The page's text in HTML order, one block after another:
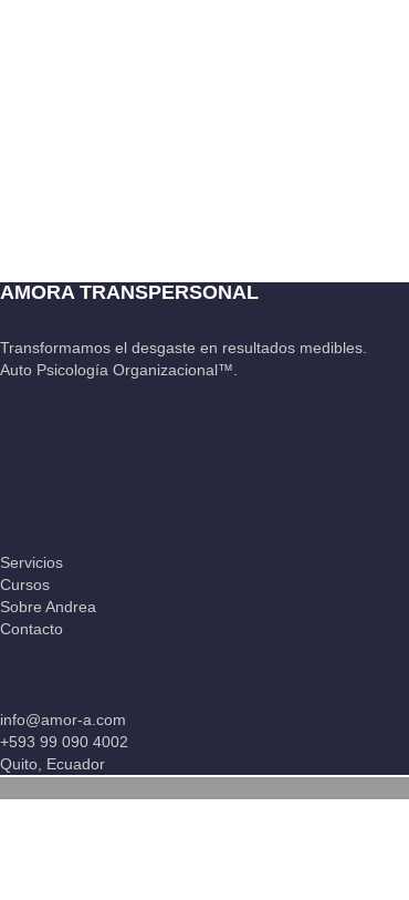
AMORA TRANSPERSONAL
Transformamos el desgaste en resultados medibles.
Auto Psicología Organizacional™.
Servicios
Cursos
Sobre Andrea
Contacto
info@amor-a.com
+593 99 090 4002
Quito, Ecuador